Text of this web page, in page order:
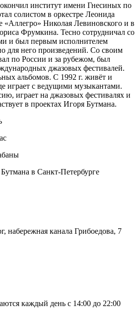
институт имени Гнесиных по
солистом в оркестре Леонида
«Аллегро» Николая Левиновского и в
Фрумкина. Тесно сотрудничал со
и был первым исполнителем
для него произведений. Со своим
по России и за рубежом, был
джазовых фестивалей.
альбомов. С 1992 г. живёт и
играет с ведущими музыкантами.
играет на джазовых фестивалях и
в проектах Игоря Бутмана.
в Санкт-Петербурге
набережная канала Грибоедова, 7
каждый день с 14:00 до 22:00